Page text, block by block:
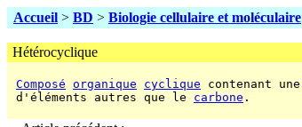
Accueil > BD > Biologie cellulaire et moléculaire
Hétérocyclique
Composé organique cyclique contenant une
d'éléments autres que le carbone .